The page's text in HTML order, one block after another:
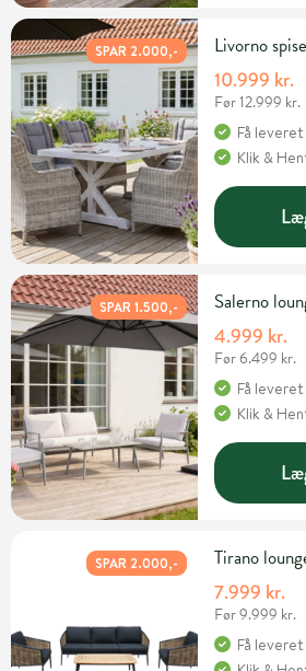
SPAR 2.000,- Livorno
10.999 kr.
Før 12.999 kr.
Få leveret
Klik &
SPAR 1.500,- Salerno
4.999 kr.
Før 6.499 kr.
Få leveret
Klik &
SPAR 2.000,- Tirano
7.999 kr.
Før 9.999 kr.
Få leveret